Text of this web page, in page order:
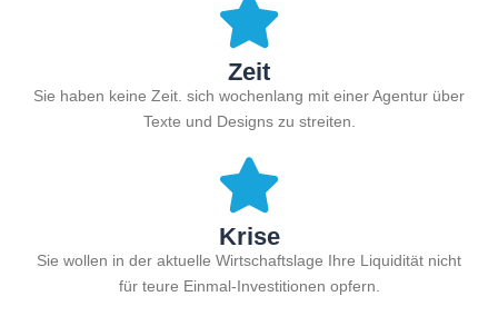
Zeit
Sie haben keine Zeit. sich wochenlang mit einer Agentur über
Texte und Designs zu streiten.
Krise
Sie wollen in der aktuelle Wirtschaftslage Ihre Liquidität nicht
für teure Einmal-Investitionen opfern.